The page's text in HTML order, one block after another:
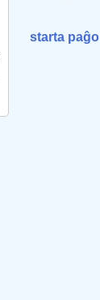
starta paĝo